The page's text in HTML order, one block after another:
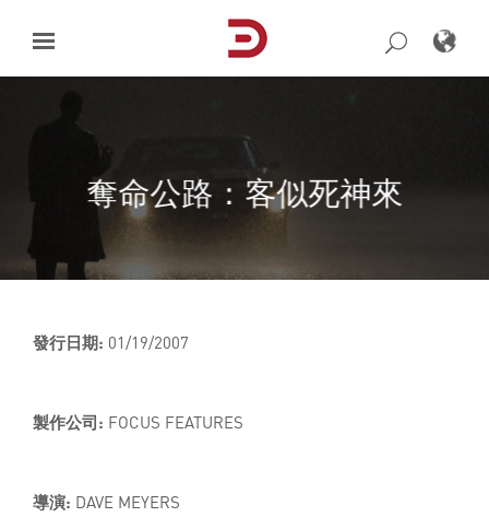
content
奪命公路：客似死神來
發行日期: 01/19/2007
製作公司: FOCUS FEATURES
導演: DAVE MEYERS